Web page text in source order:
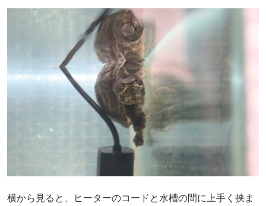
横から見ると、ヒーターのコードと水槽の間に上手く挟ま